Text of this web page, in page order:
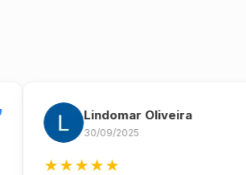
Lindomar Oliveira
30/09/2025
★★★